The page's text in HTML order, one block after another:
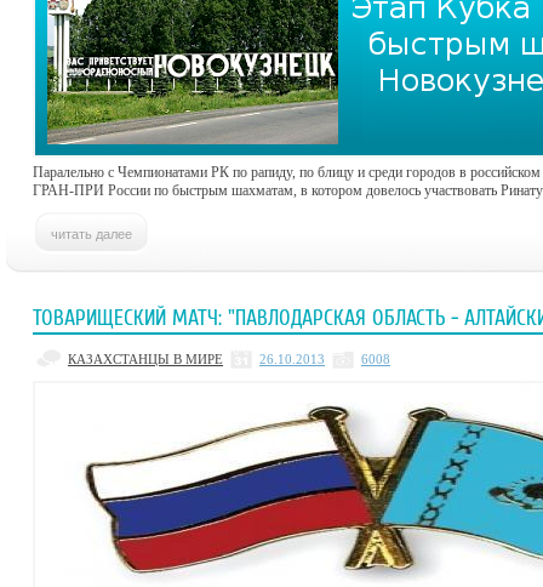
Паралельно с Чемпионатами РК по рапиду, по блицу и среди городов в
ГРАН-ПРИ России по быстрым шахматам, в котором довелось участвовать
ТОВАРИЩЕСКИЙ МАТЧ: "ПАВЛОДАРСКАЯ ОБЛАСТЬ -
КАЗАХСТАНЦЫ В МИРЕ 26.10.2013 6008